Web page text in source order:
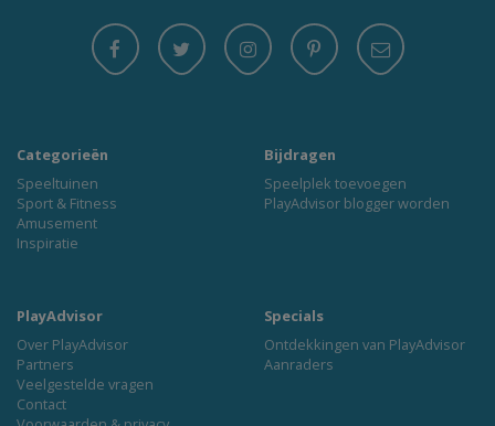
Categorieën
Speeltuinen
Sport & Fitness
Amusement
Inspiratie
Bijdragen
Speelplek toevoegen
PlayAdvisor blogger worden
PlayAdvisor
Over PlayAdvisor
Partners
Veelgestelde vragen
Contact
Specials
Ontdekkingen van PlayAdvisor
Aanraders